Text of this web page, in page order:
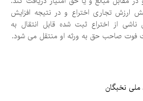
ارزش تجاری اختراع و در نتیجه افزایش
از اختراع ثبت شده قابل انتقال به
فوت صاحب حق به ورثه او منتقل می شود.
ملی نخبگان